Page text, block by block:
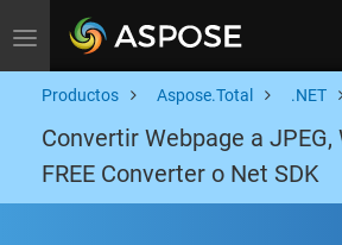
Toggle navigation
Productos Aspose.Total .NET
Convertir Webpage a JPEG,
FREE Converter o Net SDK